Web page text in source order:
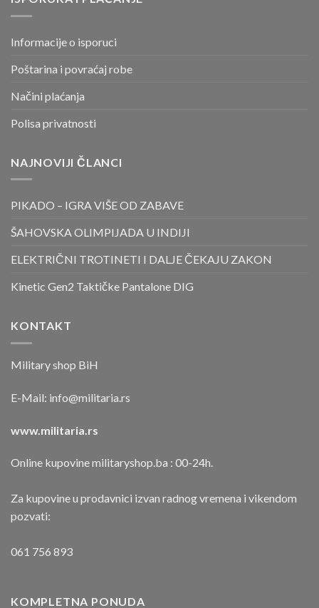
Informacije o isporuci
Poštarina i povraćaj robe
Načini plaćanja
Polisa privatnosti
NAJNOVIJI ČLANCI
PIKADO – IGRA VIŠE OD ZABAVE
ŠAHOVSKA OLIMPIJADA U INDIJI
ELEKTRIČNI TROTINETI I DALJE ČEKAJU ZAKON
Kinetic Gen2 Taktičke Pantalone DIG
KONTAKT
Military shop BiH
E-Mail: info@militaria.rs
www.militaria.rs
Online kupovine militaryshop.ba : 00-24h.
Za kupovine u prodavnici izvan radnog vremena i vikendom
pozvati:
061 756 893
KOMPLETNA PONUDA